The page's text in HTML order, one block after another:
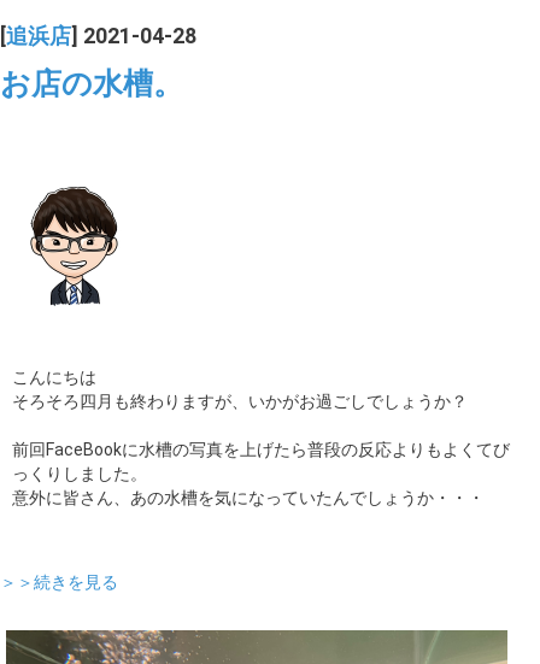
[追浜店] 2021-04-28
お店の水槽。
こんにちは
そろそろ四月も終わりますが、いかがお過ごしでしょうか？
前回FaceBookに水槽の写真を上げたら普段の反応よりもよくてび
っくりしました。
意外に皆さん、あの水槽を気になっていたんでしょうか・・・
＞＞続きを見る